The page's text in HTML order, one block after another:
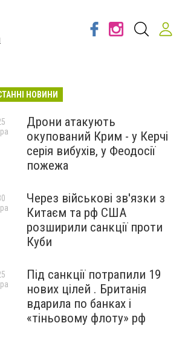
НОВИНИ
Дрони атакують
окупований Крим - у Керчі
серія вибухів, у Феодосії
пожежа
Через військові зв'язки з
Китаєм та рф США
розширили санкції проти
Куби
Під санкції потрапили 19
нових цілей . Британія
вдарила по банках і
«тіньовому флоту» рф